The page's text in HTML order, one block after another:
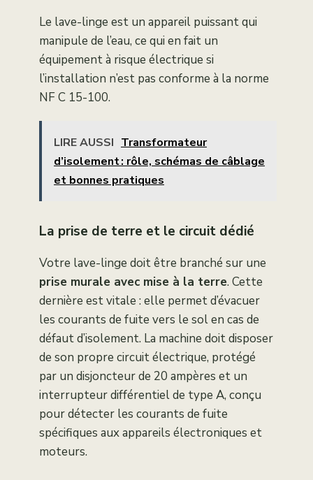
Le lave-linge est un appareil puissant qui
manipule de l’eau, ce qui en fait un
équipement à risque électrique si
l’installation n’est pas conforme à la norme
NF C 15-100.
LIRE AUSSI Transformateur
d’isolement : rôle, schémas de câblage
et bonnes pratiques
La prise de terre et le circuit dédié
Votre lave-linge doit être branché sur une
prise murale avec mise à la terre. Cette
dernière est vitale : elle permet d’évacuer
les courants de fuite vers le sol en cas de
défaut d’isolement. La machine doit disposer
de son propre circuit électrique, protégé
par un disjoncteur de 20 ampères et un
interrupteur différentiel de type A, conçu
pour détecter les courants de fuite
spécifiques aux appareils électroniques et
moteurs.